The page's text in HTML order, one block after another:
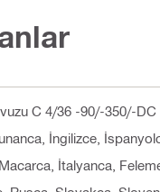
C 4/36 -90/-350/-DC
İngilizce,
İtalyanca,